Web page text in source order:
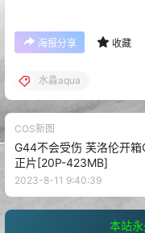
海报分享 收藏
水淼aqua
COS新图
G44不会受伤 芙洛伦开箱
正片[20P-423MB]
2023-8-11 9:40:39
本站